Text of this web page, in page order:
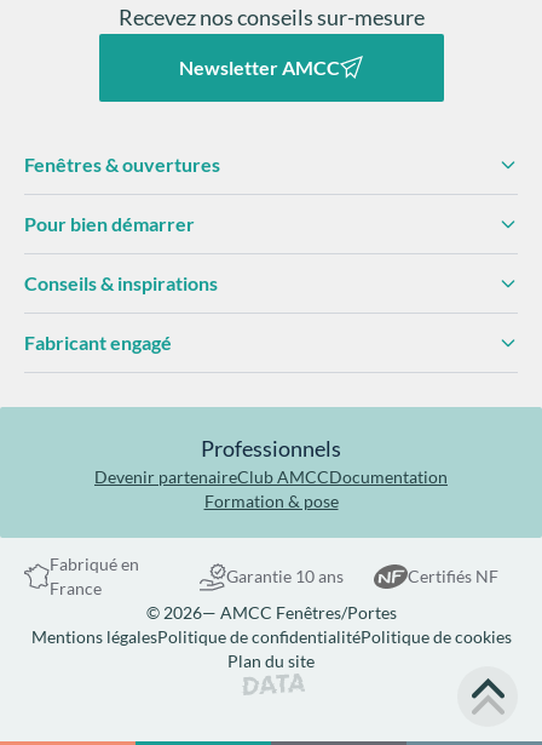
Recevez nos conseils sur-mesure
Newsletter AMCC
Fenêtres & ouvertures
Pour bien démarrer
Conseils & inspirations
Fabricant engagé
Professionnels
Devenir partenaireClub AMCCDocumentation
Formation & pose
Fabriqué en
France
Garantie 10 ans
Certifiés NF
© 2026— AMCC Fenêtres/Portes
Mentions légalesPolitique de confidentialitéPolitique de cookies
Plan du site
Site réalisé par Data Projekt